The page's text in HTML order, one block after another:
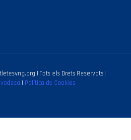
| Tots els Drets Reservats |
| Política de Cookies